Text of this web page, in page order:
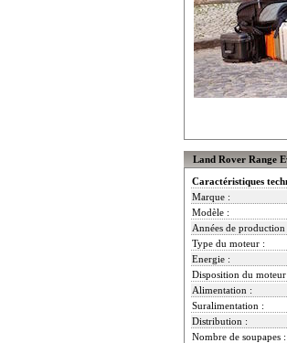
Land Rover Range
Caractéristiques
Marque :
Modèle :
Années de production
Type du moteur :
Energie :
Disposition du
Alimentation :
Suralimentation :
Distribution :
Nombre de soupapes :